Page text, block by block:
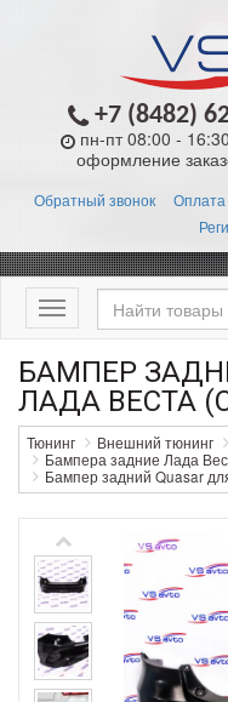
+7 (8482)
пн-пт 08:00 -
оформление
Обратный звонок Оплата
Меню
БАМПЕР
ЛАДА ВЕСТА
Тюнинг Внешний тюнинг
Бампера задние Лада
Бампер задний Quasar